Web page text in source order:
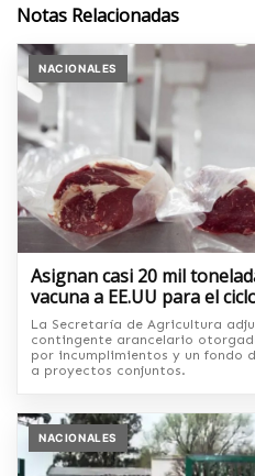
Notas Relacionadas
NACIONALES
Asignan casi 20 mil
vacuna a EE.UU para el
La Secretaría de Agricultura
contingente arancelario
por incumplimientos y un fondo
a proyectos conjuntos.
NACIONALES